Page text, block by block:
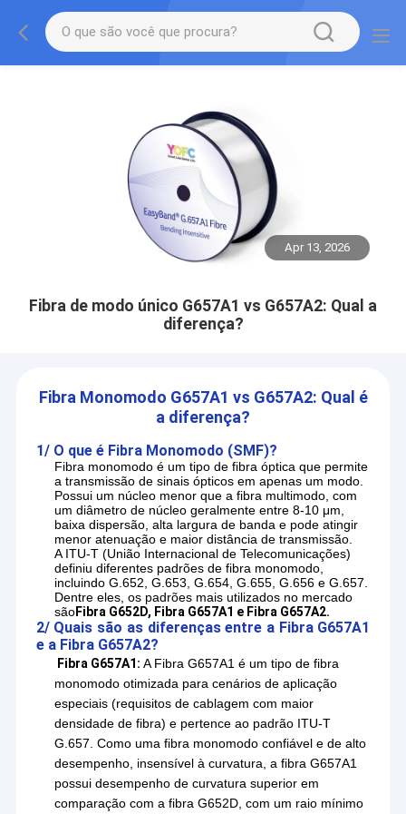
Apr 13, 2026
Fibra de modo único G657A1 vs G657A2: Qual a
diferença?
Fibra Monomodo G657A1 vs G657A2: Qual é
a diferença?
1/ O que é Fibra Monomodo (SMF)?
Fibra monomodo é um tipo de fibra óptica que permite
a transmissão de sinais ópticos em apenas um modo.
Possui um núcleo menor que a fibra multimodo, com
um diâmetro de núcleo geralmente entre 8-10 μm,
baixa dispersão, alta largura de banda e pode atingir
menor atenuação e maior distância de transmissão.
A ITU-T (União Internacional de Telecomunicações)
definiu diferentes padrões de fibra monomodo,
incluindo G.652, G.653, G.654, G.655, G.656 e G.657.
Dentre eles, os padrões mais utilizados no mercado
sãoFibra G652D, Fibra G657A1 e Fibra G657A2.
2/ Quais são as diferenças entre a Fibra G657A1
e a Fibra G657A2?
Fibra G657A1: A Fibra G657A1 é um tipo de fibra
monomodo otimizada para cenários de aplicação
especiais (requisitos de cablagem com maior
densidade de fibra) e pertence ao padrão ITU-T
G.657. Como uma fibra monomodo confiável e de alto
desempenho, insensível à curvatura, a fibra G657A1
possui desempenho de curvatura superior em
comparação com a fibra G652D, com um raio mínimo